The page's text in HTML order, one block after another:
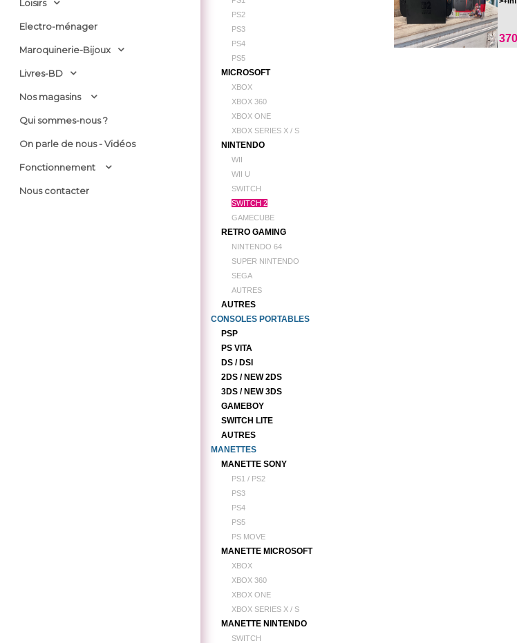
Loisirs
Electro-ménager
Maroquinerie-Bijoux
Livres-BD
Nos magasins
Qui sommes-nous ?
On parle de nous - Vidéos
Fonctionnement
Nous contacter
PS2
PS3
PS4
PS5
MICROSOFT
XBOX
XBOX 360
XBOX ONE
XBOX SERIES X / S
NINTENDO
WII
WII U
SWITCH
SWITCH 2
GAMECUBE
RETRO GAMING
NINTENDO 64
SUPER NINTENDO
SEGA
AUTRES
AUTRES
CONSOLES PORTABLES
PSP
PS VITA
DS / DSI
2DS / NEW 2DS
3DS / NEW 3DS
GAMEBOY
SWITCH LITE
AUTRES
MANETTES
MANETTE SONY
PS1 / PS2
PS3
PS4
PS5
PS MOVE
MANETTE MICROSOFT
XBOX
XBOX 360
XBOX ONE
XBOX SERIES X / S
MANETTE NINTENDO
SWITCH